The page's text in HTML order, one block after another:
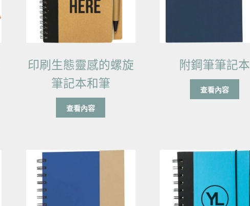
印刷生態靈感的螺旋
筆記本和筆
查看內容
附鋼筆筆記本
查看內容